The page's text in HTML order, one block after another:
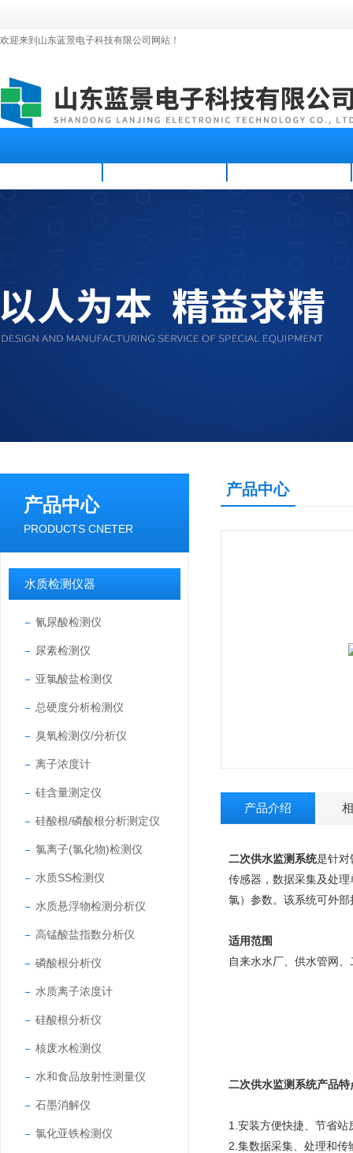
欢迎来到山东蓝景电子科技有限公司网站！
产品中心
PRODUCTS CNETER
水质检测仪器
氰尿酸检测仪
尿素检测仪
亚氯酸盐检测仪
总硬度分析检测仪
臭氧检测仪/分析仪
离子浓度计
硅含量测定仪
硅酸根/磷酸根分析测定仪
氯离子(氯化物)检测仪
水质SS检测仪
水质悬浮物检测分析仪
高锰酸盐指数分析仪
磷酸根分析仪
水质离子浓度计
硅酸根分析仪
核废水检测仪
水和食品放射性测量仪
石墨消解仪
氯化亚铁检测仪
产品中心
产品介绍
二次供水监测系统是针对
传感器，数据采集及处
氯）参数。该系统可外
适用范围
自来水水厂、供水管网
二次供水监测系统产品特
1. 安装方便快捷、节省站
2. 集数据采集、处理和传